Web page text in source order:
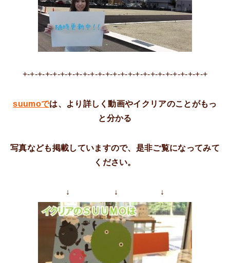
+-+-+-+-+-+-+-+-+-+-+-+-+-+-+-+-+-+-+-+-+-+-+-+-+
suumoでは、より詳しく動画やイクリアのことがもっ
と分かる
写真なども掲載していますので、是非ご覧になってみて
ください。
↓ ↓ ↓